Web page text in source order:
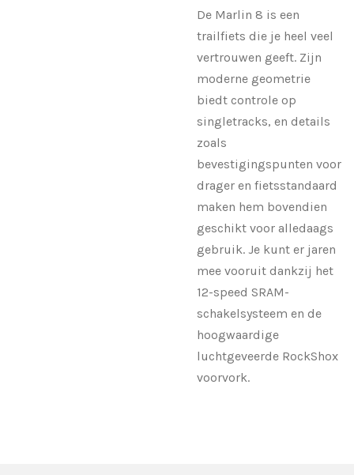
De Marlin 8 is een
trailfiets die je heel veel
vertrouwen geeft. Zijn
moderne geometrie
biedt controle op
singletracks, en details
zoals
bevestigingspunten voor
drager en fietsstandaard
maken hem bovendien
geschikt voor alledaags
gebruik. Je kunt er jaren
mee vooruit dankzij het
12-speed SRAM-
schakelsysteem en de
hoogwaardige
luchtgeveerde RockShox
voorvork.